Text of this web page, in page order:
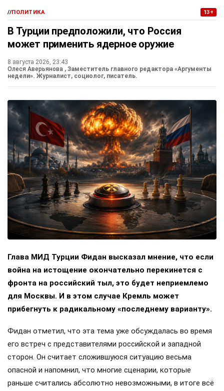
//ПОЛИТИКА 13+
В Турции предположили, что Россия
может применить ядерное оружие
8 августа 2026, 23:43
Олеся Аверьянова , Заместитель главного редактора «Аргументы
недели». Журналист, социолог, писатель.
Глава МИД Турции Фидан высказал мнение, что если
война на истощение окончательно перекинется с
фронта на российский тыл, это будет неприемлемо
для Москвы. И в этом случае Кремль может
прибегнуть к радикальному «последнему варианту».
Фидан отметил, что эта тема уже обсуждалась во время
его встреч с представителями российской и западной
сторон. Он считает сложившуюся ситуацию весьма
опасной и напомнил, что многие сценарии, которые
раньше считались абсолютно невозможными, в итоге всё